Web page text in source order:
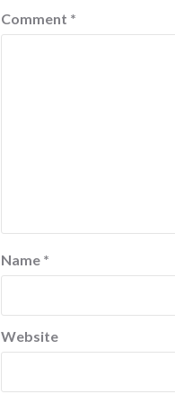
Comment *
Name *
Website